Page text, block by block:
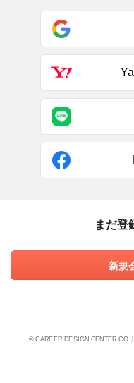
まだ登
新規
© CAREER DESIGN CENTER